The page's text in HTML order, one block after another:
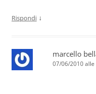
Rispondi ↓
marcello
07/06/2010 alle